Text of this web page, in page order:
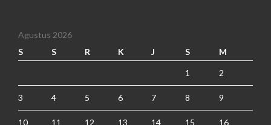
Agustus 2026
S
S R K J S M
1 2
3 4 5 6 7 8 9
10 11 12 13 14 15 16